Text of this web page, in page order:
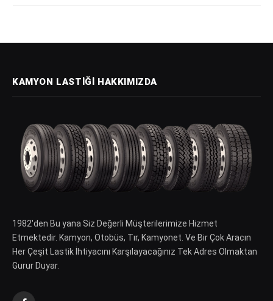
KAMYON LASTIĞI HAKKIMIZDA
1982′den Bu yana Siz Değerli Müşterilerimize Hizmet
Etmektedir. Kamyon, Otobüs, Tır, Kamyonet. Ve Bir Çok Aracın
Her Çeşit Lastik İhtiyacını Karşılayacağınız Tek Adres Olmaktan
Gurur Duyar.